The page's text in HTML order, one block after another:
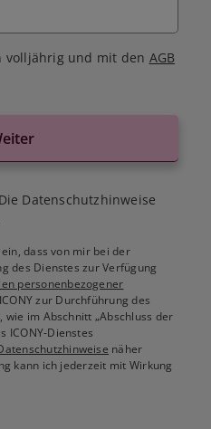
volljährig und mit den AGB
Datenschutzhinweise
dass von mir bei der
des Dienstes zur Verfügung
personenbezogener
zur Durchführung des
im Abschnitt „Abschluss der
ICONY-Dienstes
näher
kann ich jederzeit mit Wirkung